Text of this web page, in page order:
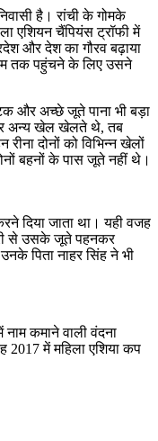
है। रांची के गोमके
एशियन चैंपियंस ट्रॉफी में
और देश का गौरव बढ़ाया
तक पहुंचने के लिए उसने
और अच्छे जूते पाना भी बड़ा
अन्य खेल खेलते थे, तब
दोनों को विभिन्न खेलों
बहनों के पास जूते नहीं थे।
दिया जाता था। यही वजह
से उसके जूते पहनकर
पिता नाहर सिंह ने भी
कमाने वाली वंदना
2017 में महिला एशिया कप